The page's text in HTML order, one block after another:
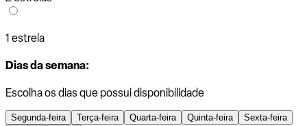
1 estrela
Dias da semana:
Escolha os dias que possui disponibilidade
Segunda-feira Terça-feira Quarta-feira Quinta-feira
Sexta-feira